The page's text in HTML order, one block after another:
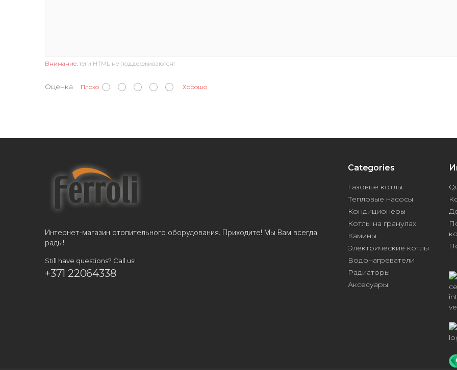
Внимание: теги HTML не поддерживаются!
Оценка Плохо Хорошо
Интернет-магазин отопительного оборудования. Приходите! Мы Вам всегда
рады!
Still have questions? Call us!
+371 22064338
Categories
Газовые котлы
Тепловые насосы
Кондиционеры
Котлы на гранулах
Камины
Электрические котлы
Водонагреватели
Радиаторы
Аксесуары